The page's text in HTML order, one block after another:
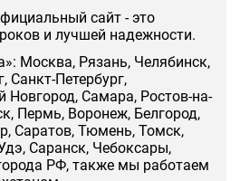
сайт - это
и лучшей надежности.
Москва, Рязань, Челябинск,
Санкт-Петербург,
Новгород, Самара, Ростов-на-
Пермь, Воронеж, Белгород,
Саратов, Тюмень, Томск,
Саранск, Чебоксары,
РФ, также мы работаем